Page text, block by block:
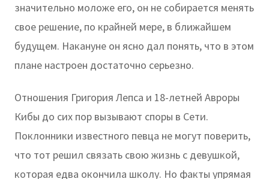
значительно моложе его, он не собирается менять
свое решение, по крайней мере, в ближайшем
будущем. Накануне он ясно дал понять, что в этом
плане настроен достаточно серьезно.
Отношения Григория Лепса и 18-летней Авроры
Кибы до сих пор вызывают споры в Сети.
Поклонники известного певца не могут поверить,
что тот решил связать свою жизнь с девушкой,
которая едва окончила школу. Но факты упрямая